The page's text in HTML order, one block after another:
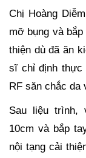
Chị Hoàng
mỡ bụng và
thiện dù đã ăn
sĩ chỉ định thực
RF săn chắc da
Sau liệu trình,
10cm và bắp
nội tạng cải